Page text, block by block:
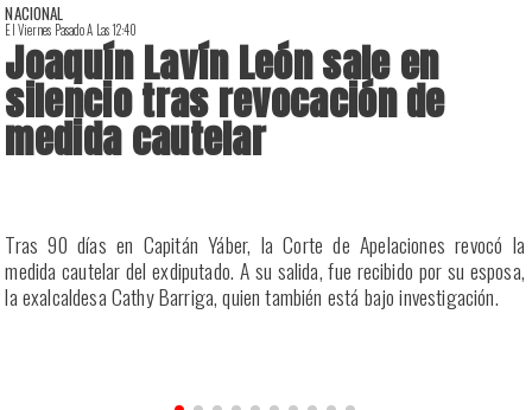
NACIONAL
El Viernes Pasado A Las 12:40
Joaquín Lavín León sale en
silencio tras revocación de
medida cautelar
Tras 90 días en Capitán Yáber, la Corte de Apelaciones revocó la
medida cautelar del exdiputado. A su salida, fue recibido por su esposa,
la exalcaldesa Cathy Barriga, quien también está bajo investigación.